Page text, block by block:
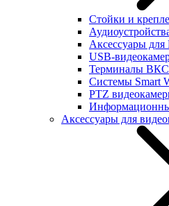
Стойки и
Аксессуары
USB-
Терминалы ВКС
Системы Smart
PTZ
Аксессуары для